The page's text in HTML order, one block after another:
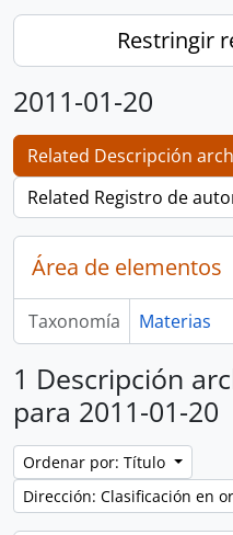
Restringir
2011-01-20
Related Descripción
Related Registro de
Área de elementos
Taxonomía Materias
1 Descripción
para 2011-01-20
Ordenar por: Título
Dirección: Clasificación en